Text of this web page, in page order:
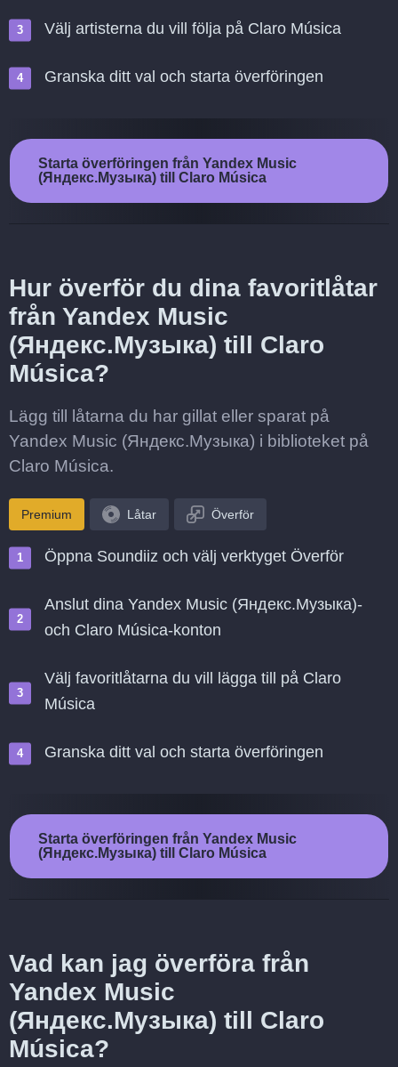
Välj artisterna du vill följa på Claro Música
Granska ditt val och starta överföringen
Starta överföringen från Yandex Music
(Яндекс.Музыка) till Claro Música
Hur överför du dina favoritlåtar
från Yandex Music
(Яндекс.Музыка) till Claro
Música?
Lägg till låtarna du har gillat eller sparat på
Yandex Music (Яндекс.Музыка) i biblioteket på
Claro Música.
Premium Låtar Överför
Öppna Soundiiz och välj verktyget Överför
Anslut dina Yandex Music (Яндекс.Музыка)-
och Claro Música-konton
Välj favoritlåtarna du vill lägga till på Claro
Música
Granska ditt val och starta överföringen
Starta överföringen från Yandex Music
(Яндекс.Музыка) till Claro Música
Vad kan jag överföra från
Yandex Music
(Яндекс.Музыка) till Claro
Música?